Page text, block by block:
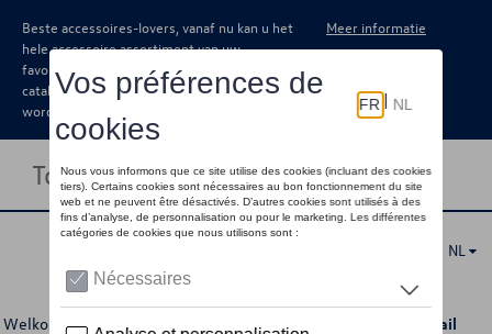
Beste accessoires-lovers, vanaf nu kan u het
hele accessoire assortiment van uw
favoriete merk terugvinden in de online
catalogus. Deze kunnen steeds besteld
worden via uw dealer.
Meer informatie
Toggle navigation
NL
Welkom >Voor u >Kleding > Detail